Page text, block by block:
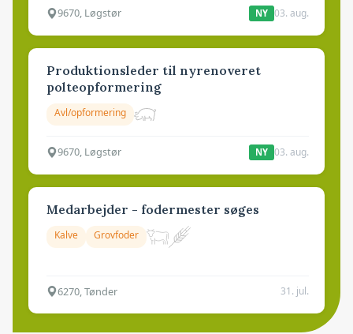
9670, Løgstør NY 03. aug.
Produktionsleder til nyrenoveret
polteopformering
Avl/opformering
9670, Løgstør NY 03. aug.
Medarbejder - fodermester søges
Kalve Grovfoder
6270, Tønder 31. jul.